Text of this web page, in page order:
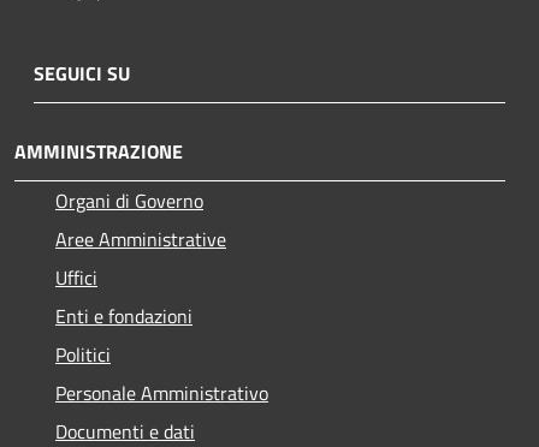
SEGUICI SU
AMMINISTRAZIONE
Organi di Governo
Aree Amministrative
Uffici
Enti e fondazioni
Politici
Personale Amministrativo
Documenti e dati